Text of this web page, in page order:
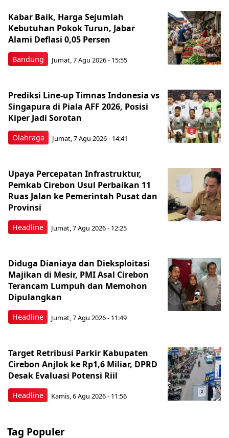
Bandung
Kabar Baik, Harga Sejumlah
Kebutuhan Pokok Turun, Jabar
Alami Deflasi 0,05 Persen
Jumat, 7 Agu 2026 - 15:55
Olahraga
Prediksi Line-up Timnas Indonesia vs
Singapura di Piala AFF 2026, Posisi
Kiper Jadi Sorotan
Jumat, 7 Agu 2026 - 14:41
Headline
Upaya Percepatan Infrastruktur,
Pemkab Cirebon Usul Perbaikan 11
Ruas Jalan ke Pemerintah Pusat dan
Provinsi
Jumat, 7 Agu 2026 - 12:25
Headline
Diduga Dianiaya dan Dieksploitasi
Majikan di Mesir, PMI Asal Cirebon
Terancam Lumpuh dan Memohon
Dipulangkan
Jumat, 7 Agu 2026 - 11:49
Headline
Target Retribusi Parkir Kabupaten
Cirebon Anjlok ke Rp1,6 Miliar, DPRD
Desak Evaluasi Potensi Riil
Kamis, 6 Agu 2026 - 11:56
Tag Populer